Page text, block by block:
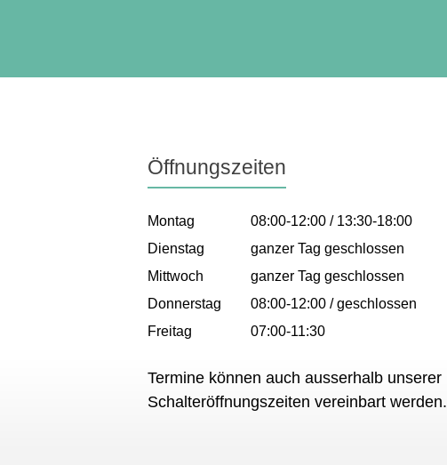
Öffnungszeiten
Montag
08:00-12:00 / 13:30-18:00
Dienstag
ganzer Tag geschlossen
Mittwoch
ganzer Tag geschlossen
Donnerstag
08:00-12:00 / geschlossen
Freitag
07:00-11:30
Termine können auch ausserhalb unserer
Schalteröffnungszeiten vereinbart werden.